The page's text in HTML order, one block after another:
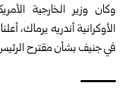
وكان وزير الخارجية
الأوكرانية أندريه يرماك،
في جنيف بشأن مقترح